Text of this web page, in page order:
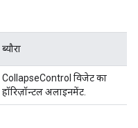
ब्यौरा
CollapseControl विजेट का
हॉरिज़ॉन्टल अलाइनमेंट.